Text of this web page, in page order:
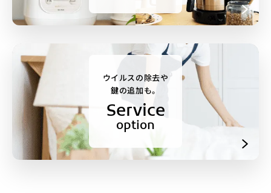
ウイルスの除去や
鍵の追加も。
Service
option